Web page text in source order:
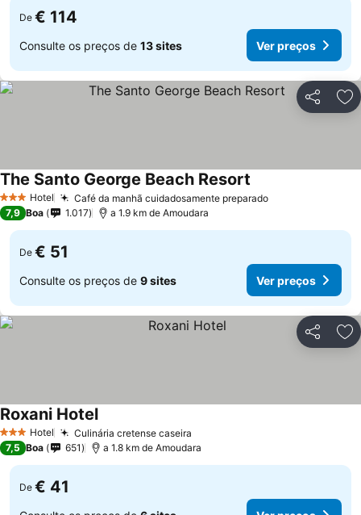
De € 114
Consulte os preços de 13 sites Ver preços
Partilhar
3 EstrelasHotel Café da manhã cuidadosamente preparado
The Santo George Beach Resort
7,9 Boa 1.017 a 1.9 km de Amoudara
De € 51
Consulte os preços de 9 sites Ver preços
Partilhar
3 EstrelasHotel Culinária cretense caseira
Roxani Hotel
7,5 Boa 651 a 1.8 km de Amoudara
De € 41